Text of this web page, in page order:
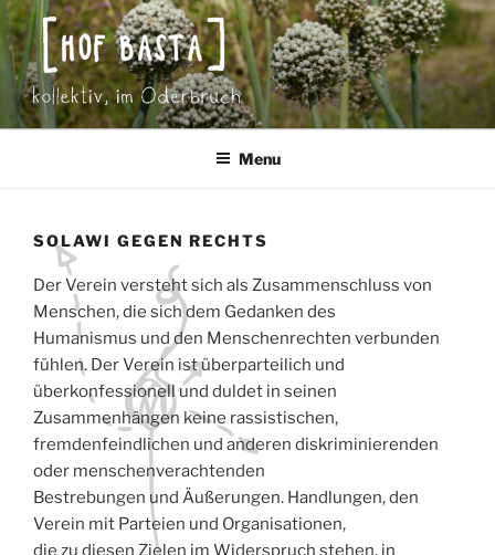
Skip
to
content
Menu
SOLAWI GEGEN RECHTS
Der Verein versteht sich als Zusammenschluss von
Menschen, die sich dem Gedanken des
Humanismus und den Menschenrechten verbunden
fühlen. Der Verein ist überparteilich und
überkonfessionell und duldet in seinen
Zusammenhängen keine rassistischen,
fremdenfeindlichen und anderen diskriminierenden
oder menschenverachtenden
Bestrebungen und Äußerungen. Handlungen, den
Verein mit Parteien und Organisationen,
die zu diesen Zielen im Widerspruch stehen, in